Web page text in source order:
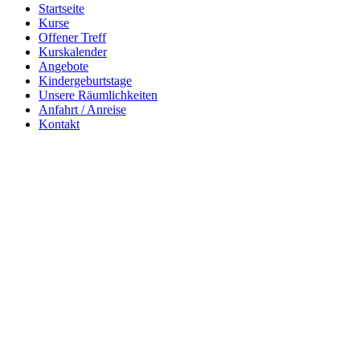
Startseite
Kurse
Offener Treff
Kurskalender
Angebote
Kindergeburtstage
Unsere Räumlichkeiten
Anfahrt / Anreise
Kontakt